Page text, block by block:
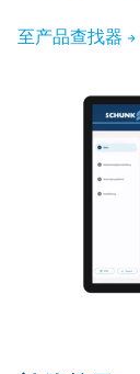
至产品查找器